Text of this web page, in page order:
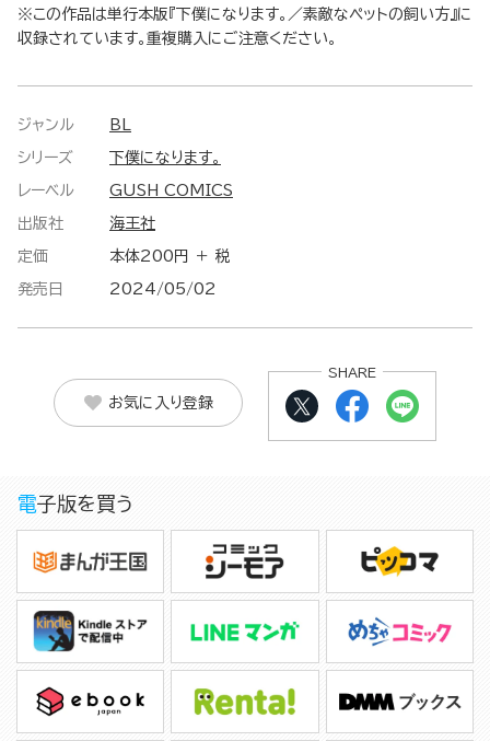
※この作品は単行本版『下僕になります。／素敵なペットの飼い方』に
収録されています。重複購入にご注意ください。
ジャンル BL
シリーズ 下僕になります。
レーベル GUSH COMICS
出版社 海王社
定価 本体200円 ＋ 税
発売日 2024/05/02
お気に入り登録
SHARE
電子版を買う